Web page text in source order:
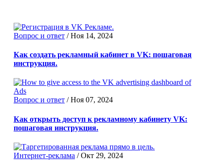
Вопрос и ответ /Ноя 14, 2024
Как создать рекламный кабинет в VK: пошаговая
инструкция.
Вопрос и ответ /Ноя 07, 2024
Как открыть доступ к рекламному кабинету VK:
пошаговая инструкция.
Интернет-реклама /Окт 29, 2024